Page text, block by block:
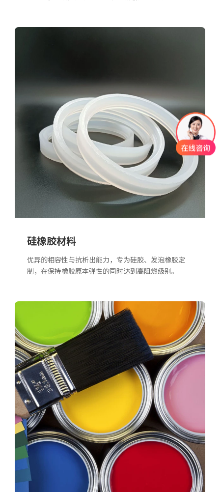
硅橡胶材料
优异的相容性与抗析出能力，专为硅胶、发泡橡胶定
制，在保持橡胶原本弹性的同时达到高阻燃级别。